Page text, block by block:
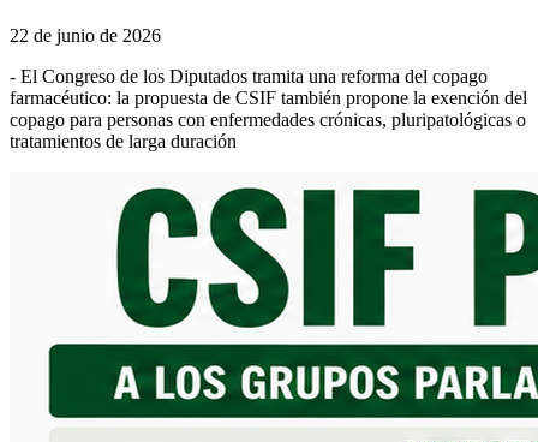
22 de junio de 2026
- El Congreso de los Diputados tramita una reforma del copago
farmacéutico: la propuesta de CSIF también propone la exención del
copago para personas con enfermedades crónicas, pluripatológicas o
tratamientos de larga duración